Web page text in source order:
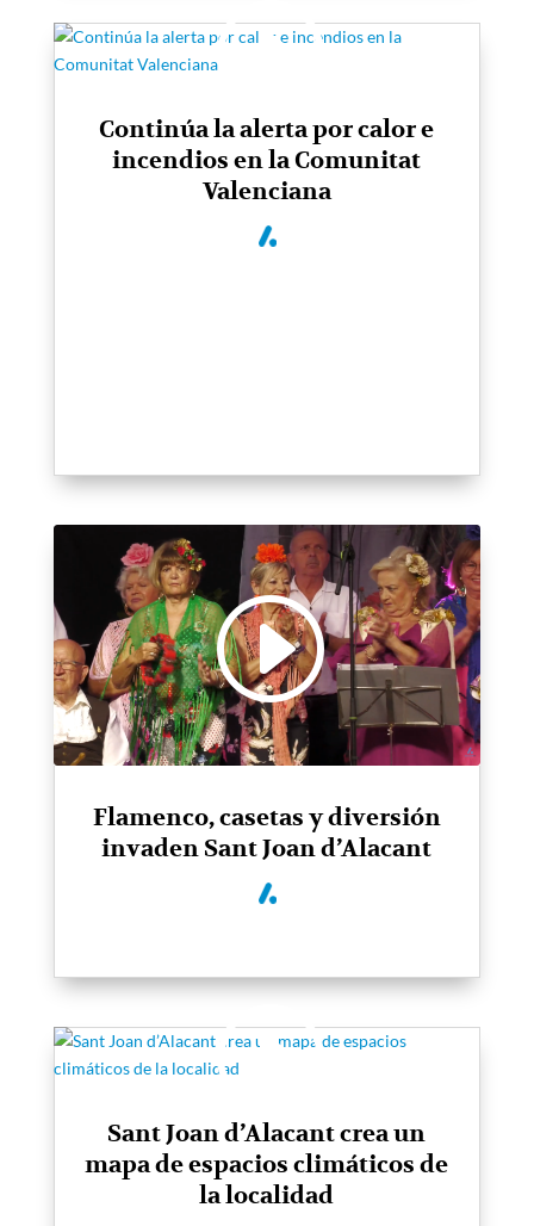
Continúa la alerta por calor e
incendios en la Comunitat
Valenciana
Flamenco, casetas y diversión
invaden Sant Joan d’Alacant
Sant Joan d’Alacant crea un
mapa de espacios climáticos de
la localidad